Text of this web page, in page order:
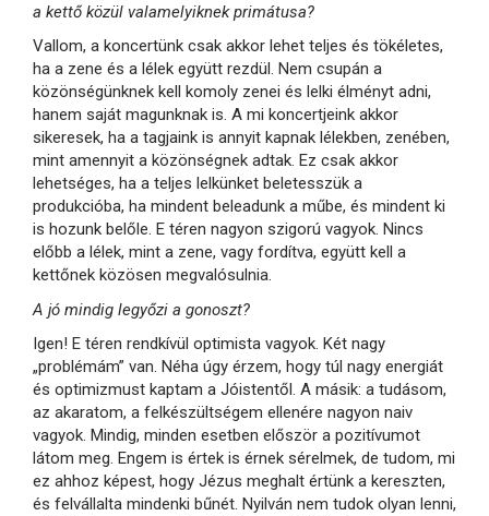
a kettő közül valamelyiknek primátusa?
Vallom, a koncertünk csak akkor lehet teljes és tökéletes,
ha a zene és a lélek együtt rezdül. Nem csupán a
közönségünknek kell komoly zenei és lelki élményt adni,
hanem saját magunknak is. A mi koncertjeink akkor
sikeresek, ha a tagjaink is annyit kapnak lélekben, zenében,
mint amennyit a közönségnek adtak. Ez csak akkor
lehetséges, ha a teljes lelkünket beletesszük a
produkcióba, ha mindent beleadunk a műbe, és mindent ki
is hozunk belőle. E téren nagyon szigorú vagyok. Nincs
előbb a lélek, mint a zene, vagy fordítva, együtt kell a
kettőnek közösen megvalósulnia.
A jó mindig legyőzi a gonoszt?
Igen! E téren rendkívül optimista vagyok. Két nagy
„problémám” van. Néha úgy érzem, hogy túl nagy energiát
és optimizmust kaptam a Jóistentől. A másik: a tudásom,
az akaratom, a felkészültségem ellenére nagyon naiv
vagyok. Mindig, minden esetben először a pozitívumot
látom meg. Engem is értek is érnek sérelmek, de tudom, mi
ez ahhoz képest, hogy Jézus meghalt értünk a kereszten,
és felvállalta mindenki bűnét. Nyilván nem tudok olyan lenni,